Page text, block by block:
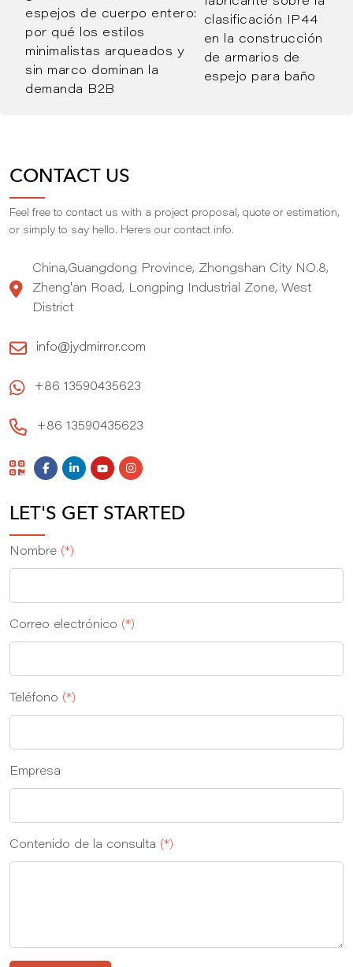
espejos de cuerpo entero:
por qué los estilos
minimalistas arqueados y
sin marco dominan la
demanda B2B
clasificación IP44
en la construcción
de armarios de
espejo para baño
CONTACT US
Feel free to contact us with a project proposal, quote or estimation,
or simply to say hello. Here,s our contact info.
China,Guangdong Province, Zhongshan City NO.8,
Zheng'an Road, Longping Industrial Zone, West
District
info@jydmirror.com
+86 13590435623
+86 13590435623
LET'S GET STARTED
Nombre (*)
Correo electrónico (*)
Teléfono (*)
Empresa
Contenido de la consulta (*)